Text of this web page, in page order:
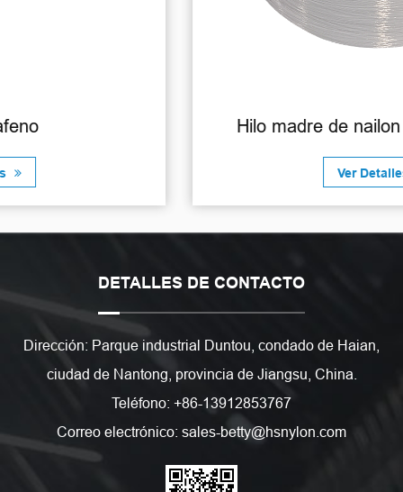
Hilo madre de nailon tejido duradero
DETALLES DE CONTACTO
Dirección: Parque industrial Duntou, condado de Haian,
ciudad de Nantong, provincia de Jiangsu, China.
Teléfono: +86-13912853767
Correo electrónico: sales-betty@hsnylon.com